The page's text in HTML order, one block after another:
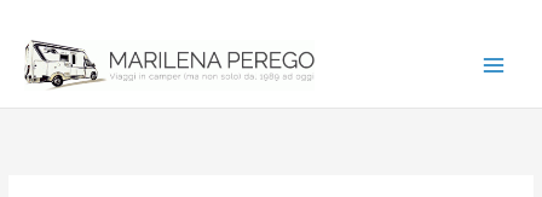
contenuto